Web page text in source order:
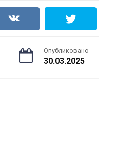
Опубликовано
30.03.2025